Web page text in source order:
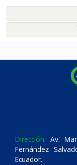
Dirección: Av.
Fernández
Ecuador.